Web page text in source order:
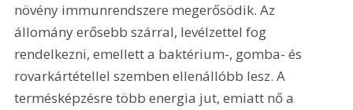
növény immunrendszere megerősödik. Az
állomány erősebb szárral, levélzettel fog
rendelkezni, emellett a baktérium-, gomba- és
rovarkártétellel szemben ellenállóbb lesz. A
termésképzésre több energia jut, emiatt nő a